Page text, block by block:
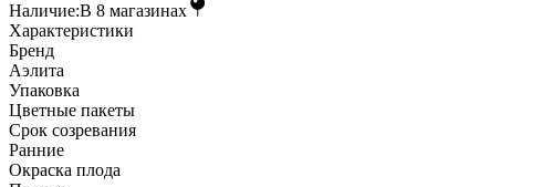
Наличие:В 8 магазинах
Характеристики
Бренд
Аэлита
Упаковка
Цветные пакеты
Срок созревания
Ранние
Окраска плода